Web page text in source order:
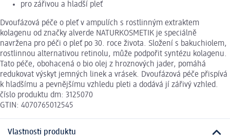
pro zářivou a hladší pleť
Dvoufázová péče o pleť v ampulích s rostlinným extraktem
kolagenu od značky alverde NATURKOSMETIK je speciálně
navržena pro péči o pleť po 30. roce života. Složení s bakuchiolem,
rostlinnou alternativou retinolu, může podpořit syntézu kolagenu.
Tato péče, obohacená o bio olej z hroznových jader, pomáhá
redukovat výskyt jemných linek a vrásek. Dvoufázová péče přispívá
k hladšímu a pevnějšímu vzhledu pleti a dodává jí zářivý vzhled.
číslo produktu dm: 3125070
GTIN: 4070765012545
Vlastnosti produktu